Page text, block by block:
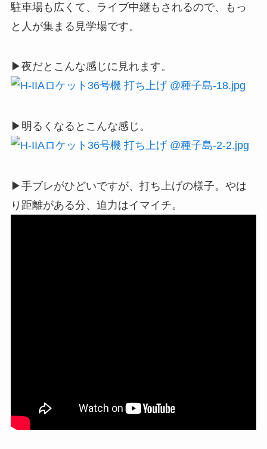
駐車場も広くて、ライブ中継もされるので、もっ
と人が集まる見学場です。
▶夜だとこんな感じに見れます。
▶明るくなるとこんな感じ。
▶手ブレがひどいですが、打ち上げの様子。やは
り距離がある分、迫力はイマイチ。